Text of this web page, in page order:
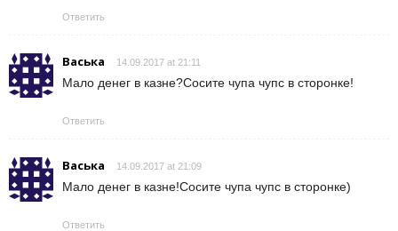
Ответить
Васька 14.09.2017 at 21:11
Мало денег в казне?Сосите чупа чупс в сторонке!
Ответить
Васька 14.09.2017 at 21:09
Мало денег в казне!Сосите чупа чупс в сторонке)
Ответить